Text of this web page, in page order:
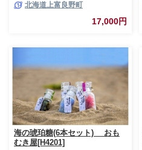
スクリーム ジェラート デザー
ト ギフト 贈呈 贈り物 ミルク
生乳 牛乳 お菓子 スイーツ 冷凍
北海道上富良野町
17,000円
海の琥珀糖(6本セット) おも
むき屋[H4201]